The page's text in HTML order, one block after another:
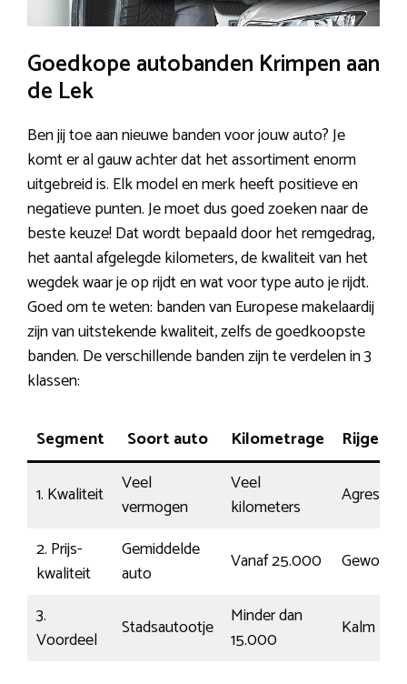
Goedkope autobanden Krimpen aan
de Lek
Ben jij toe aan nieuwe banden voor jouw auto? Je
komt er al gauw achter dat het assortiment enorm
uitgebreid is. Elk model en merk heeft positieve en
negatieve punten. Je moet dus goed zoeken naar de
beste keuze! Dat wordt bepaald door het remgedrag,
het aantal afgelegde kilometers, de kwaliteit van het
wegdek waar je op rijdt en wat voor type auto je rijdt.
Goed om te weten: banden van Europese makelaardij
zijn van uitstekende kwaliteit, zelfs de goedkoopste
banden. De verschillende banden zijn te verdelen in 3
klassen:
Segment Soort auto Kilometrage
1. Kwaliteit
Veel
vermogen
Veel
kilometers
Agressief
2. Prijs-
kwaliteit
Gemiddelde
auto
Vanaf 25.000
Gewoon
3.
Voordeel
Stadsautootje
Minder dan
15.000
Kalm